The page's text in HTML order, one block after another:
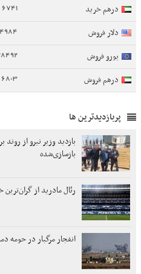
درهم خرید 6741
دلار فروش
یورو فروش
درهم فروش 6803
پربازدیدترین ها
بازدید وزیر نیرو از
بازسازی‌شده
رئال مادرید از
انفجار مرگبار در